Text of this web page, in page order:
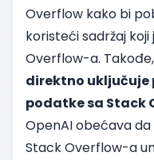
Overflow kako bi
koristeći sadržaj
Overflow-a. Takođe,
direktno uključuje
podatke sa Stack
OpenAI obećava
Stack Overflow-a